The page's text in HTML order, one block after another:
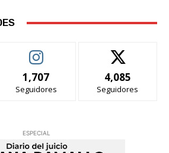
1,707
Seguidores
4,085
Seguidores
ESPECIAL